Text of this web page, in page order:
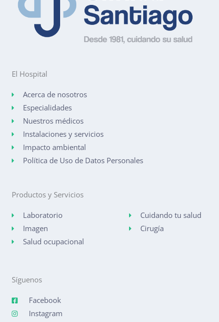
El Hospital
Acerca de nosotros
Especialidades
Nuestros médicos
Instalaciones y servicios
Impacto ambiental
Política de Uso de Datos Personales
Productos y Servicios
Laboratorio
Imagen
Salud ocupacional
Cuidando tu salud
Cirugía
Síguenos
Facebook
Instagram